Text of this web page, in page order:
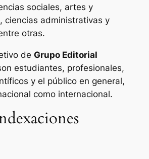
sociales, artes y
ciencias administrativas y
otras.
de Grupo Editorial
estudiantes, profesionales,
y el público en general,
como internacional.